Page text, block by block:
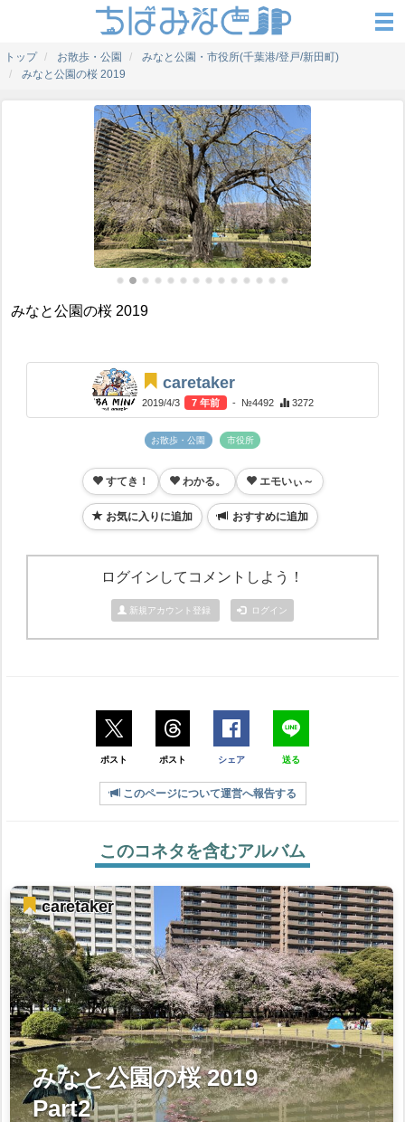
トップ お散歩・公園
みなと公園・市役所(千葉港/登戸/新田町)
みなと公園の桜 2019
みなと公園の桜 2019
caretaker
2019/4/3 7 年前 - №4492 3272
お散歩・公園 市役所
すてき！ わかる。 エモいぃ～
お気に入りに追加 おすすめに追加
ログインしてコメントしよう！
新規アカウント登録 ログイン
ポスト ポスト シェア 送る
このページについて運営へ報告する
このコネタを含むアルバム
caretaker
みなと公園の桜 2019
Part2